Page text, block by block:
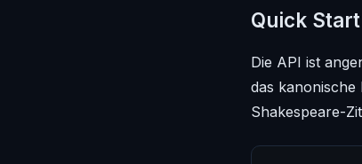
Quick Start
Die API ist
das kanonische
Shakespeare-